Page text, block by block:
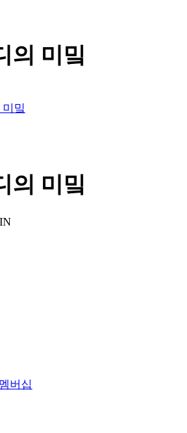
의 미밐
밐
의 미밐
멤버십